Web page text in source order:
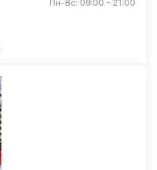
Пн-Вс: 09:00 - 21:00